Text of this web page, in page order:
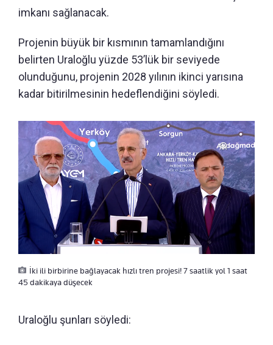
imkanı sağlanacak.
Projenin büyük bir kısmının tamamlandığını
belirten Uraloğlu yüzde 53’lük bir seviyede
olunduğunu, projenin 2028 yılının ikinci yarısına
kadar bitirilmesinin hedeflendiğini söyledi.
İki ili birbirine bağlayacak hızlı tren projesi! 7 saatlik yol 1 saat
45 dakikaya düşecek
Uraloğlu şunları söyledi: